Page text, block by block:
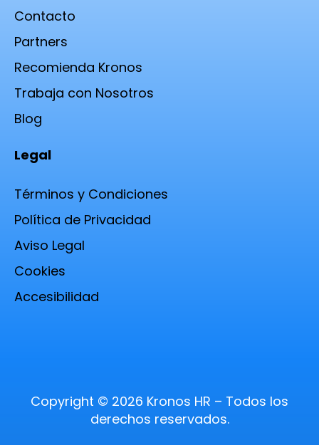
Contacto
Partners
Recomienda Kronos
Trabaja con Nosotros
Blog
Legal
Términos y Condiciones
Política de Privacidad
Aviso Legal
Cookies
Accesibilidad
Copyright © 2026 Kronos HR – Todos los
derechos reservados.